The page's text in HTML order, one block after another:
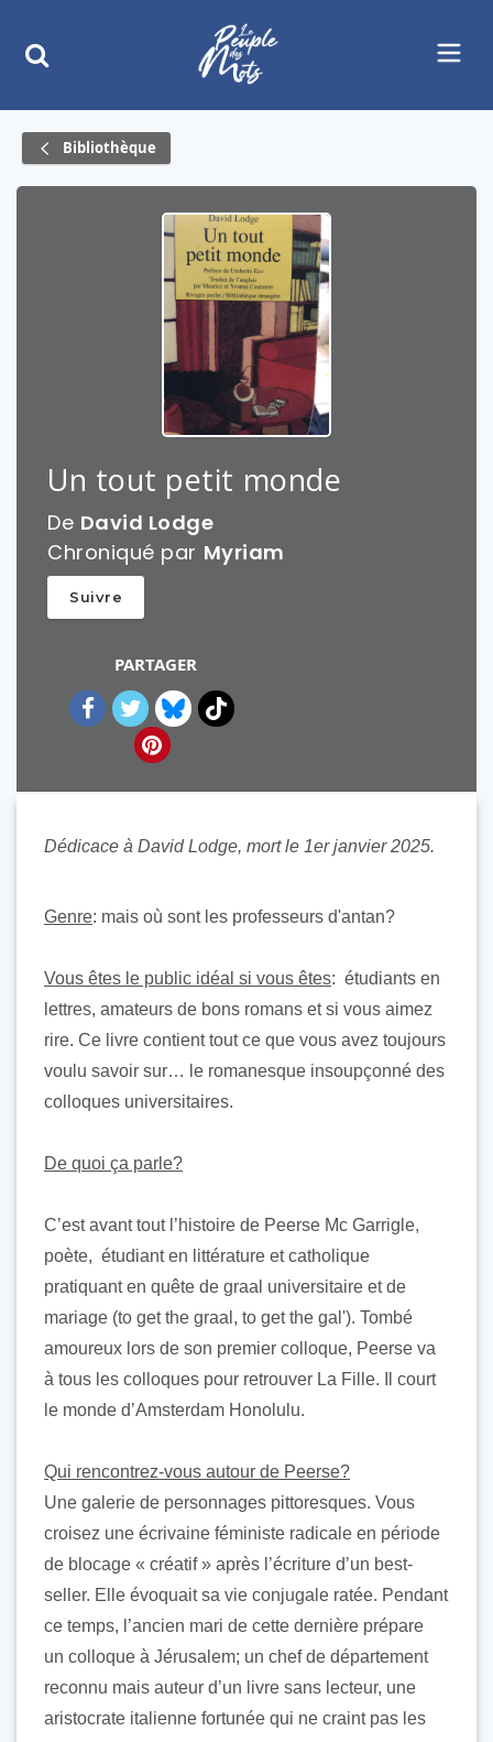
Bibliothèque
Un tout petit monde
De David Lodge
Chroniqué par Myriam
Suivre
PARTAGER
Dédicace à David Lodge, mort le 1er janvier 2025.
Genre: mais où sont les professeurs d'antan?
Vous êtes le public idéal si vous êtes: étudiants en
lettres, amateurs de bons romans et si vous aimez
rire. Ce livre contient tout ce que vous avez toujours
voulu savoir sur… le romanesque insoupçonné des
colloques universitaires.
De quoi ça parle?
C’est avant tout l’histoire de Peerse Mc Garrigle,
poète, étudiant en littérature et catholique
pratiquant en quête de graal universitaire et de
mariage (to get the graal, to get the gal'). Tombé
amoureux lors de son premier colloque, Peerse va
à tous les colloques pour retrouver La Fille. Il court
le monde d’Amsterdam Honolulu.
Qui rencontrez-vous autour de Peerse?
Une galerie de personnages pittoresques. Vous
croisez une écrivaine féministe radicale en période
de blocage « créatif » après l’écriture d’un best-
seller. Elle évoquait sa vie conjugale ratée. Pendant
ce temps, l’ancien mari de cette dernière prépare
un colloque à Jérusalem; un chef de département
reconnu mais auteur d’un livre sans lecteur, une
aristocrate italienne fortunée qui ne craint pas les